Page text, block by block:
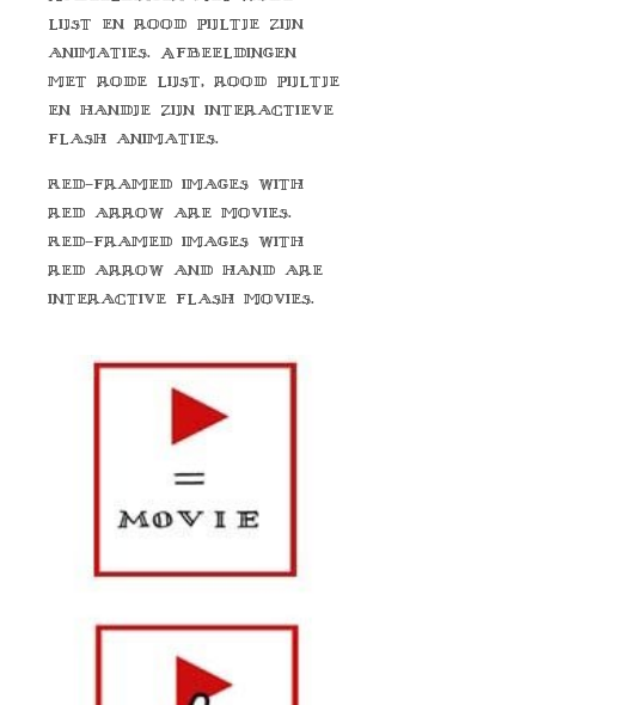
lijst en rood pijltje zijn
animaties. Afbeeldingen
met rode lijst, rood pijltje
en handje zijn interactieve
flash animaties.
Red-framed images with
red arrow are movies.
Red-framed images with
red arrow and hand are
interactive flash movies.